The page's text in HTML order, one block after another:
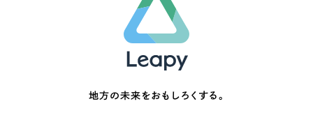
地方の未来をおもしろくする。